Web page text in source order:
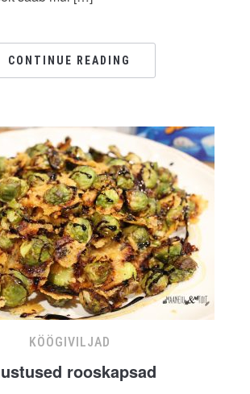
CONTINUE READING
KÖÖGIVILJAD
rooskapsad